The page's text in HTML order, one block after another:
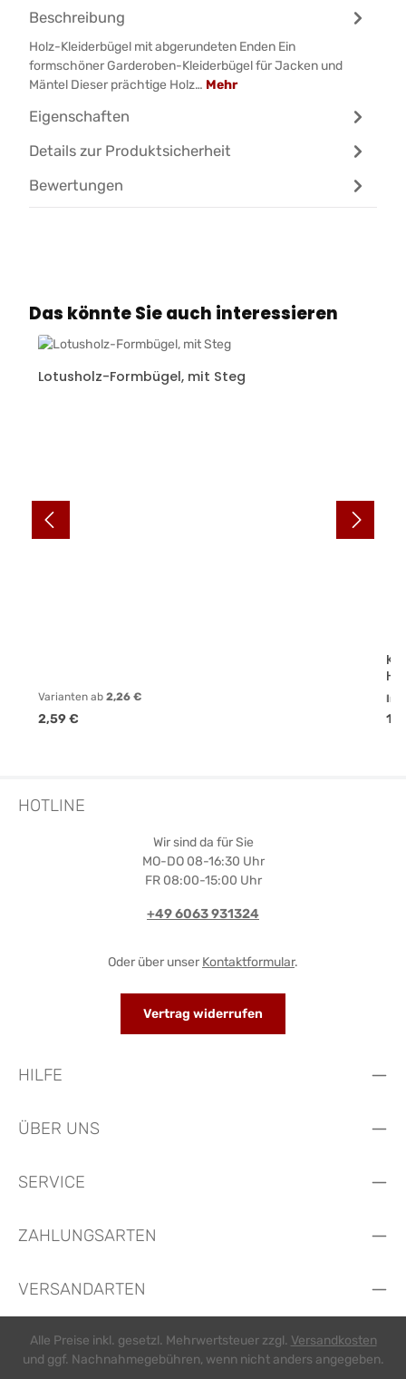
Beschreibung
Holz-Kleiderbügel mit abgerundeten Enden Ein
formschöner Garderoben-Kleiderbügel für Jacken und
Mäntel Dieser prächtige Holz… Mehr
Eigenschaften
Details zur Produktsicherheit
Bewertungen
Produktgalerie überspringen
Das könnte Sie auch interessieren
Lotusholz-Formbügel, mit Steg
Varianten ab 2,26 €
Regulärer Preis:
2,59 €
HOTLINE
Wir sind da für Sie
MO-DO 08-16:30 Uhr
FR 08:00-15:00 Uhr
+49 6063 931324
Oder über unser Kontaktformular.
Vertrag widerrufen
HILFE
ÜBER UNS
SERVICE
ZAHLUNGSARTEN
VERSANDARTEN
Alle Preise inkl. gesetzl. Mehrwertsteuer zzgl. Versandkosten
und ggf. Nachnahmegebühren, wenn nicht anders angegeben.